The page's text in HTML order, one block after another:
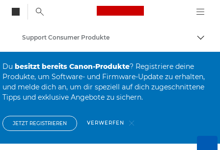
Canon Logo, back
Auf
Support Consumer Produkte
Du besitzt bereits Canon-Produkte? Registriere deine
Produkte, um Software- und Firmware-Update zu erhalten,
und melde dich an, um dir speziell auf dich zugeschnittene
Tipps und exklusive Angebote zu sichern.
JETZT REGISTRIEREN VERWERFEN